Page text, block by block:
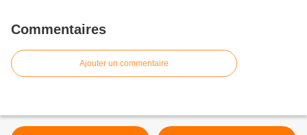
Commentaires
Ajouter un commentaire